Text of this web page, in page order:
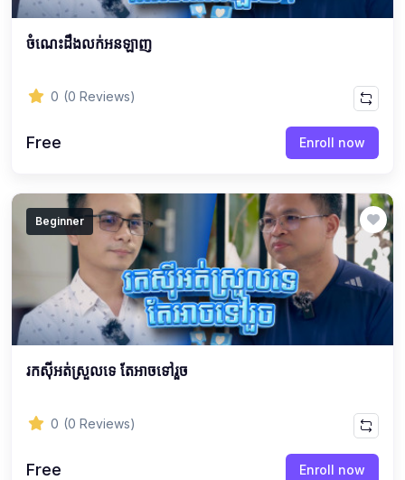
ចំណេះដឹងលក់អនឡាញ
0 (0 Reviews)
Free Enroll now
Beginner
រកស៊ីអត់ស្រួលទេ តែអាចទៅរួច
0 (0 Reviews)
Free Enroll now